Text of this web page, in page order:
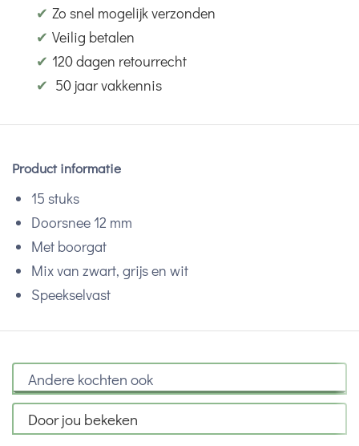
✔ Zo snel mogelijk verzonden
✔ Veilig betalen
✔ 120 dagen retourrecht
✔ 50 jaar vakkennis
Product informatie
15 stuks
Doorsnee 12 mm
Met boorgat
Mix van zwart, grijs en wit
Speekselvast
Andere kochten ook
Door jou bekeken